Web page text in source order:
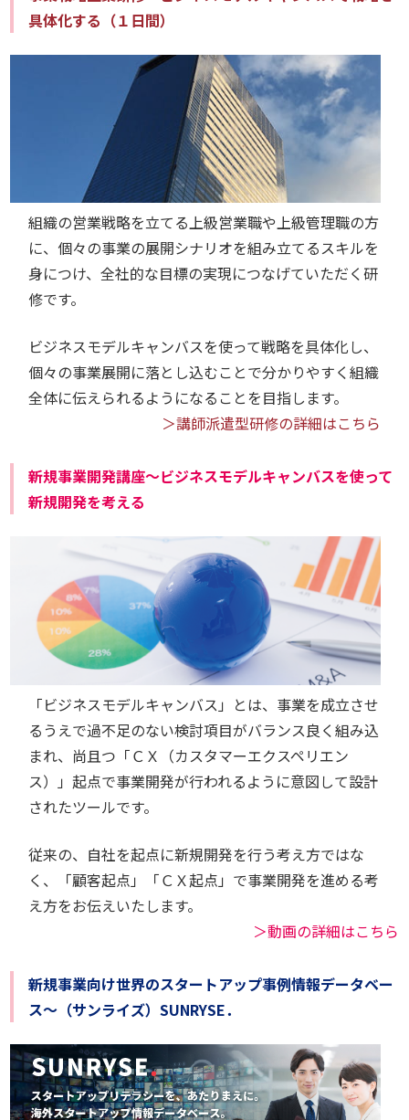
具体化する（１日間）
組織の営業戦略を立てる上級営業職や上級管理職の方
に、個々の事業の展開シナリオを組み立てるスキルを
身につけ、全社的な目標の実現につなげていただく研
修です。
ビジネスモデルキャンバスを使って戦略を具体化し、
個々の事業展開に落とし込むことで分かりやすく組織
全体に伝えられるようになることを目指します。
＞講師派遣型研修の詳細はこちら
新規事業開発講座～ビジネスモデルキャンバスを使って
新規開発を考える
「ビジネスモデルキャンバス」とは、事業を成立させ
るうえで過不足のない検討項目がバランス良く組み込
まれ、尚且つ「ＣＸ（カスタマーエクスペリエン
ス）」起点で事業開発が行われるように意図して設計
されたツールです。
従来の、自社を起点に新規開発を行う考え方ではな
く、「顧客起点」「ＣＸ起点」で事業開発を進める考
え方をお伝えいたします。
＞動画の詳細はこちら
新規事業向け世界のスタートアップ事例情報データベー
ス～（サンライズ）SUNRYSE．